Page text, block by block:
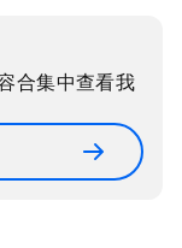
合集中查看我